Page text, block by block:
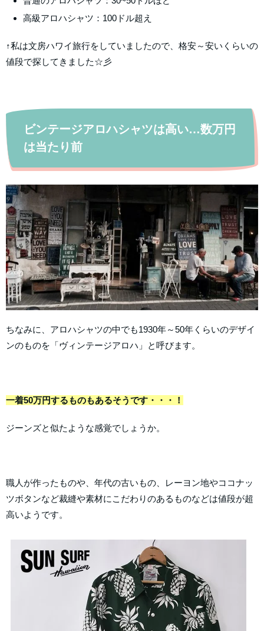
高級アロハシャツ：100ドル超え
↑私は文房ハワイ旅行をしていましたので、格安～安いくらいの
値段で探してきました☆彡
ビンテージアロハシャツは高い…数万円
は当たり前
ちなみに、アロハシャツの中でも1930年～50年くらいのデザイ
ンのものを「ヴィンテージアロハ」と呼びます。
一着50万円するものもあるそうです・・・！
ジーンズと似たような感覚でしょうか。
職人が作ったものや、年代の古いもの、レーヨン地やココナッ
ツボタンなど裁縫や素材にこだわりのあるものなどは値段が超
高いようです。